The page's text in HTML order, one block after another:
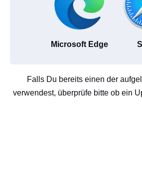
Microsoft Edge
Falls Du bereits einen der
verwendest, überprüfe bitte ob ein